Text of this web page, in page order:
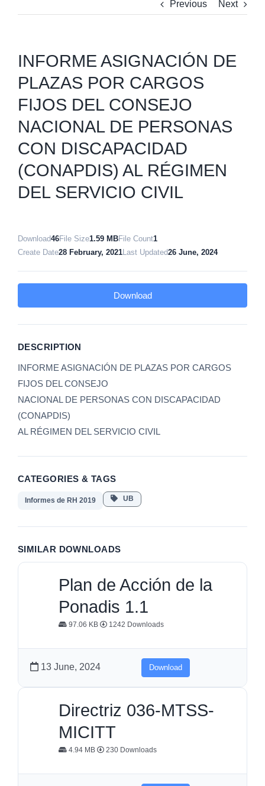
Previous Next
INFORME ASIGNACIÓN DE
PLAZAS POR CARGOS
FIJOS DEL CONSEJO
NACIONAL DE PERSONAS
CON DISCAPACIDAD
(CONAPDIS) AL RÉGIMEN
DEL SERVICIO CIVIL
Download46File Size1.59 MBFile Count1
Create Date28 February, 2021 Last Updated26 June, 2024
Download
DESCRIPTION
INFORME ASIGNACIÓN DE PLAZAS POR CARGOS
FIJOS DEL CONSEJO
NACIONAL DE PERSONAS CON DISCAPACIDAD
(CONAPDIS)
AL RÉGIMEN DEL SERVICIO CIVIL
CATEGORIES & TAGS
Informes de RH 2019 UB
SIMILAR DOWNLOADS
Plan de Acción de la
Ponadis 1.1
97.06 KB 1242 Downloads
13 June, 2024 Download
Directriz 036-MTSS-
MICITT
4.94 MB 230 Downloads